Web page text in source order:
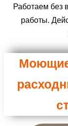
Работаем без
работы.